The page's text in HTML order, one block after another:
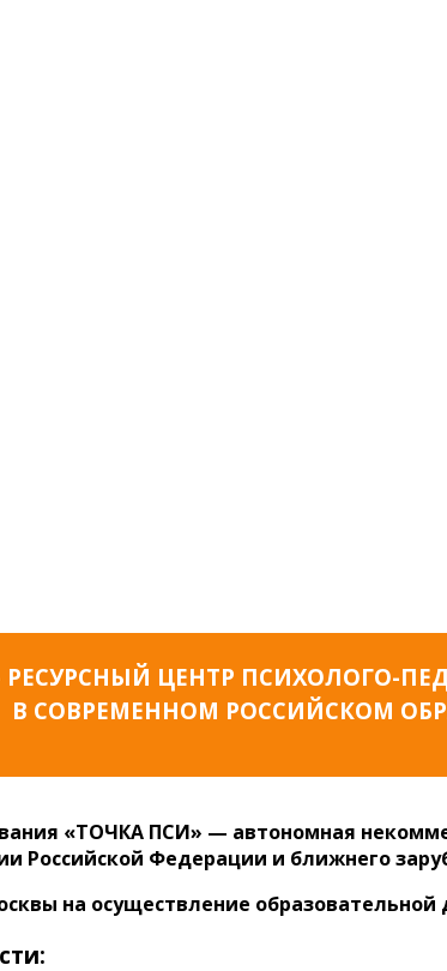
РЕСУРСНЫЙ ЦЕНТР ПСИХОЛОГО-
В СОВРЕМЕННОМ РОССИЙСКОМ
«ТОЧКА ПСИ» — автономная
Российской Федерации и ближнего
на осуществление образовательной